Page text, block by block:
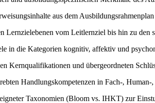
aus dem
Lernzielebenen vom Leitlernziel bis hin zu den
in die Kategorien kognitiv, affektiv und
Kernqualifikationen und übergeordneten
Handlungskompetenzen in Fach-,
Taxonomien (Bloom vs. IHKT) zur